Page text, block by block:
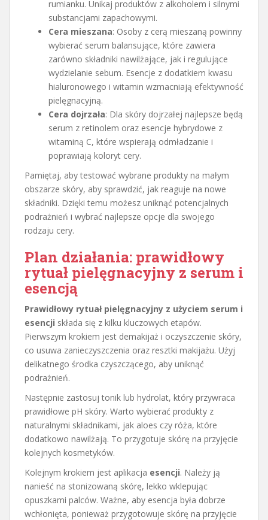
rumianku. Unikaj produktów z alkoholem i silnymi
substancjami zapachowymi.
Cera mieszana: Osoby z cerą mieszaną powinny
wybierać serum balansujące, które zawiera
zarówno składniki nawilżające, jak i regulujące
wydzielanie sebum. Esencje z dodatkiem kwasu
hialuronowego i witamin wzmacniają efektywność
pielęgnacyjną.
Cera dojrzała: Dla skóry dojrzałej najlepsze będą
serum z retinolem oraz esencje hybrydowe z
witaminą C, które wspierają odmładzanie i
poprawiają koloryt cery.
Pamiętaj, aby testować wybrane produkty na małym
obszarze skóry, aby sprawdzić, jak reaguje na nowe
składniki. Dzięki temu możesz uniknąć potencjalnych
podrażnień i wybrać najlepsze opcje dla swojego
rodzaju cery.
Plan działania: prawidłowy
rytuał pielęgnacyjny z serum i
esencją
Prawidłowy rytuał pielęgnacyjny z użyciem serum i
esencji składa się z kilku kluczowych etapów.
Pierwszym krokiem jest demakijaż i oczyszczenie skóry,
co usuwa zanieczyszczenia oraz resztki makijażu. Użyj
delikatnego środka czyszczącego, aby uniknąć
podrażnień.
Następnie zastosuj tonik lub hydrolat, który przywraca
prawidłowe pH skóry. Warto wybierać produkty z
naturalnymi składnikami, jak aloes czy róża, które
dodatkowo nawilżają. To przygotuje skórę na przyjęcie
kolejnych kosmetyków.
Kolejnym krokiem jest aplikacja esencji. Należy ją
nanieść na stonizowaną skórę, lekko wklepując
opuszkami palców. Ważne, aby esencja była dobrze
wchłonięta, ponieważ przygotowuje skórę na przyjęcie